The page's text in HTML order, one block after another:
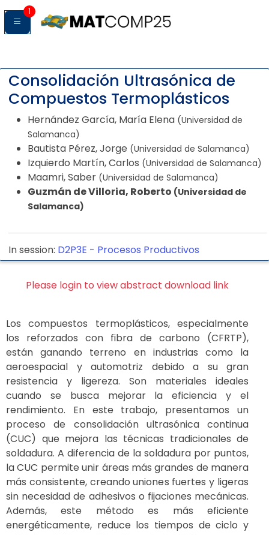
1
Consolidación Ultrasónica de
Compuestos Termoplásticos
Hernández García, María Elena (Universidad de
Salamanca)
Bautista Pérez, Jorge (Universidad de Salamanca)
Izquierdo Martín, Carlos (Universidad de Salamanca)
Maamri, Saber (Universidad de Salamanca)
Guzmán de Villoria, Roberto (Universidad de
Salamanca)
In session: D2P3E - Procesos Productivos
Please login to view abstract download link
Los compuestos termoplásticos, especialmente
los reforzados con fibra de carbono (CFRTP),
están ganando terreno en industrias como la
aeroespacial y automotriz debido a su gran
resistencia y ligereza. Son materiales ideales
cuando se busca mejorar la eficiencia y el
rendimiento. En este trabajo, presentamos un
proceso de consolidación ultrasónica continua
(CUC) que mejora las técnicas tradicionales de
soldadura. A diferencia de la soldadura por puntos,
la CUC permite unir áreas más grandes de manera
más consistente, creando uniones fuertes y ligeras
sin necesidad de adhesivos o fijaciones mecánicas.
Además, este método es más eficiente
energéticamente, reduce los tiempos de ciclo y